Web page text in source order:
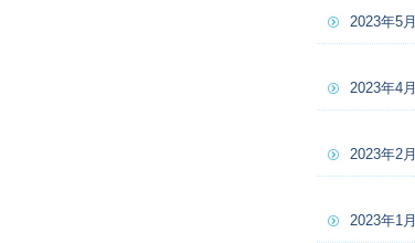
2023年5月
2023年4月
2023年2月
2023年1月